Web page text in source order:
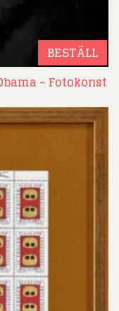
BESTÄLL
– Fotokonst